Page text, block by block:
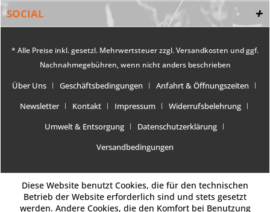
SOCIAL
* Alle Preise inkl. gesetzl. Mehrwertsteuer zzgl.Versandkosten und ggf.
Nachnahmegebühren, wenn nicht anders beschrieben
Über Uns Geschäftsbedingungen
Anfahrt & Öffnungszeiten
Newsletter
Kontakt Impressum
Widerrufsbelehrung
Umwelt & Entsorgung
Datenschutzerklärung
Versandbedingungen
Diese Website benutzt Cookies, die für den technischen
Betrieb der Website erforderlich sind und stets gesetzt
werden. Andere Cookies, die den Komfort bei Benutzung